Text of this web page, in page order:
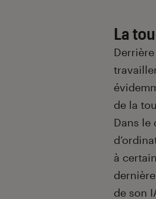
La
de la
Dans le
à
de son